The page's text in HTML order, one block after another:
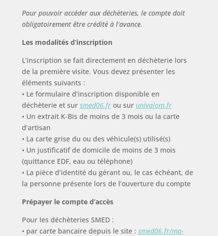
Pour pouvoir accéder aux déchèteries, le compte doit
obligatoirement être crédité à l’avance.
Les modalités d’inscription
L’inscription se fait directement en déchèterie lors
de la première visite. Vous devez présenter les
éléments suivants :
• Le formulaire d’inscription disponible en
déchèterie et sur smed06.frou sur univalom.fr
• Un extrait K-Bis de moins de 3 mois ou la carte
d’artisan
• La carte grise du ou des véhicule(s) utilisé(s)
• Un justificatif de domicile de moins de 3 mois
(quittance EDF, eau ou téléphone)
• La pièce d’identité du gérant ou, le cas échéant, de
la personne présente lors de l’ouverture du compte
Prépayer le compte d’accès
Pour les déchèteries SMED :
• par carte bancaire depuis le site : smed06.fr/ma-